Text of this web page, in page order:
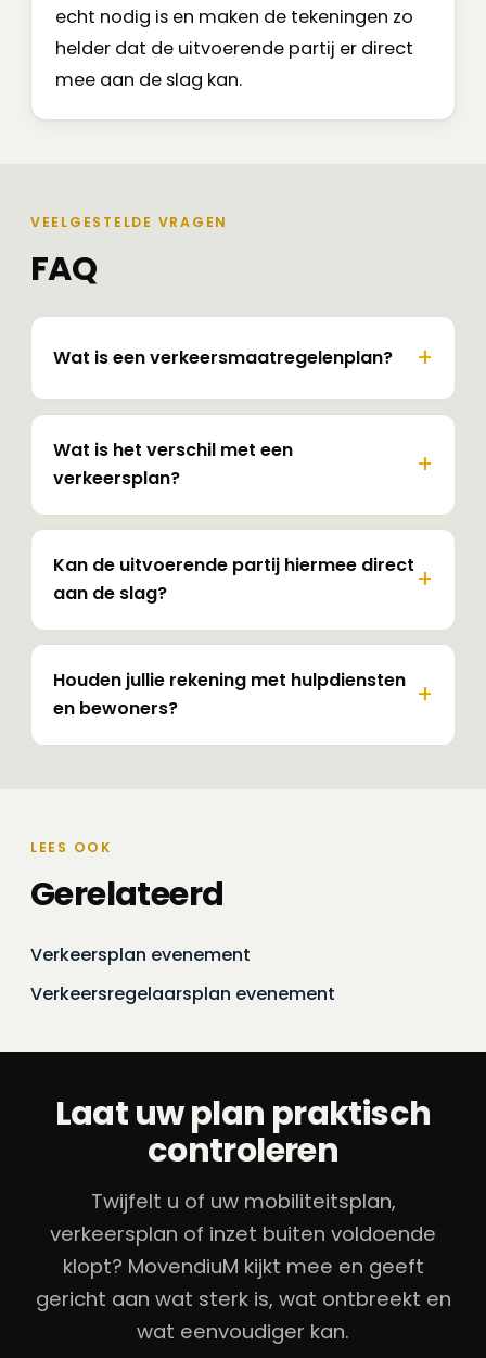
echt nodig is en maken de tekeningen zo
helder dat de uitvoerende partij er direct
mee aan de slag kan.
VEELGESTELDE VRAGEN
FAQ
Wat is een verkeersmaatregelenplan?
Wat is het verschil met een
verkeersplan?
Kan de uitvoerende partij hiermee direct
aan de slag?
Houden jullie rekening met hulpdiensten
en bewoners?
LEES OOK
Gerelateerd
Verkeersplan evenement
Verkeersregelaarsplan evenement
Laat uw plan praktisch
controleren
Twijfelt u of uw mobiliteitsplan,
verkeersplan of inzet buiten voldoende
klopt? MovendiuM kijkt mee en geeft
gericht aan wat sterk is, wat ontbreekt en
wat eenvoudiger kan.